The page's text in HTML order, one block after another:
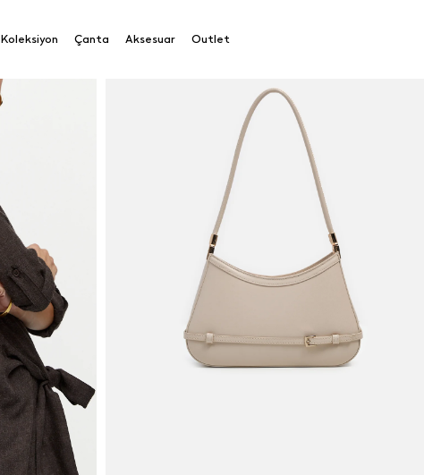
Koleksiyon Çanta Aksesuar Outlet